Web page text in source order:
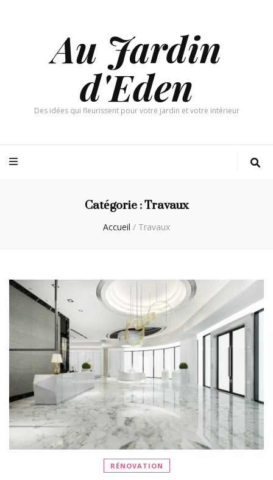
Au Jardin
d'Eden
Des idées qui fleurissent pour votre jardin et votre intérieur
Catégorie :Travaux
Accueil / Travaux
RÉNOVATION